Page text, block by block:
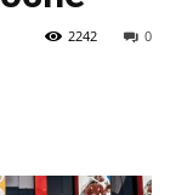
0
2242